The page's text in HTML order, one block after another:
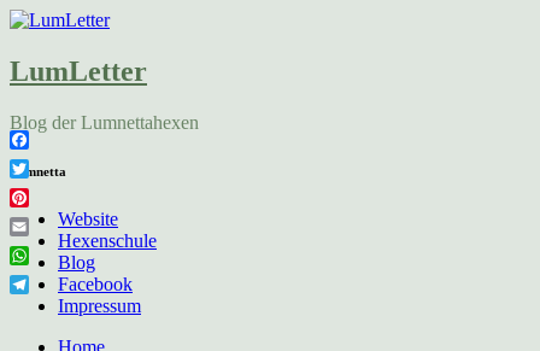
LumLetter
Blog der Lumnettahexen
Lumnetta
Website
Hexenschule
Blog
Facebook
Impressum
Home
Facebook
Twitter
Pinterest
Email
WhatsApp
Telegram